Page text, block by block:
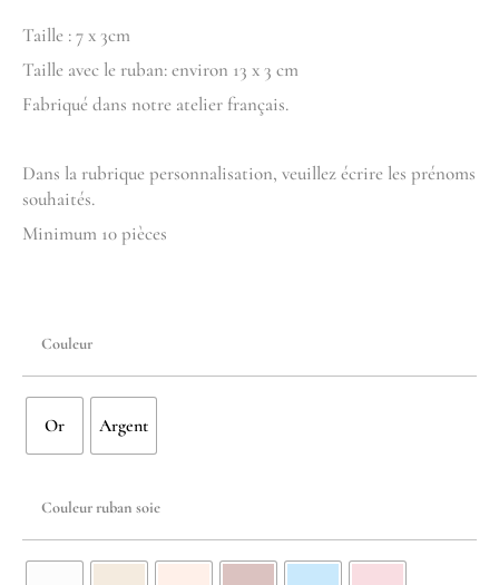
Taille : 7 x 3cm
Taille avec le ruban: environ 13 x 3 cm
Fabriqué dans notre atelier français.
Dans la rubrique personnalisation, veuillez écrire les prénoms
souhaités.
Minimum 10 pièces
Couleur
Or Argent
Couleur ruban soie